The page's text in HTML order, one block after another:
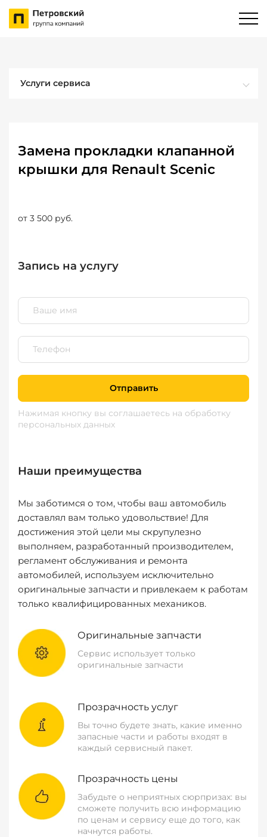
Услуги сервиса
Замена прокладки клапанной
крышки для Renault Scenic
от 3 500 руб.
Запись на услугу
Отправить
Нажимая кнопку вы соглашаетесь на обработку
персональных данных
Наши преимущества
Мы заботимся о том, чтобы ваш автомобиль
доставлял вам только удовольствие! Для
достижения этой цели мы скрупулезно
выполняем, разработанный производителем,
регламент обслуживания и ремонта
автомобилей, используем исключительно
оригинальные запчасти и привлекаем к работам
только квалифицированных механиков.
Оригинальные запчасти
Сервис использует только
оригинальные запчасти
Прозрачность услуг
Вы точно будете знать, какие именно
запасные части и работы входят в
каждый сервисный пакет.
Прозрачность цены
Забудьте о неприятных сюрпризах: вы
сможете получить всю информацию
по ценам и сервису еще до того, как
начнутся работы.